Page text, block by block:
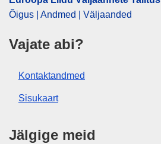
Õigus | Andmed | Väljaanded
Vajate abi?
Kontaktandmed
Sisukaart
Jälgige meid